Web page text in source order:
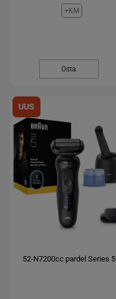
+KM
Osta
UUS
52-N7200cc pardel Series 5